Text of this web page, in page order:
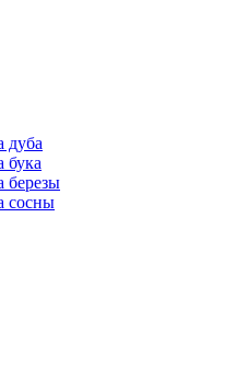
дуба
бука
березы
сосны